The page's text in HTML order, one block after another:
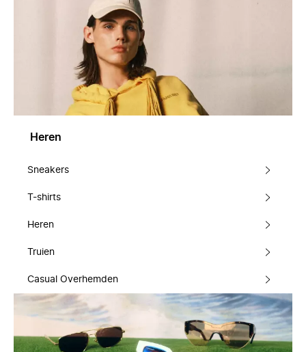
Heren
Sneakers
T-shirts
Heren
Truien
Casual Overhemden